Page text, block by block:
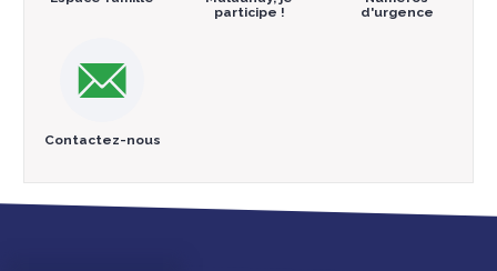
participe !
d'urgence
Contactez-nous